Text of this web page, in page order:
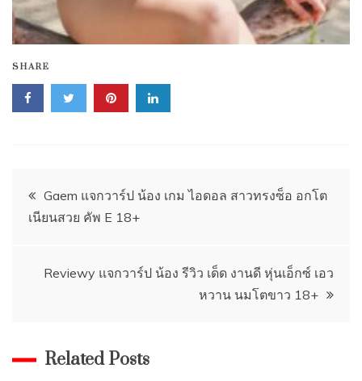
SHARE
Post
navigation
Gaem แจกวาร์ป น้อง เกม ไอดอล สาวทรงซ็อ อกโต
เนียนสวย คัพ E 18+
Reviewy แจกวาร์ป น้อง รีวิว เด็ด งานดี หุ่นเอ็กซ์ เอว
หวาน นมโตขาว 18+
Related Posts